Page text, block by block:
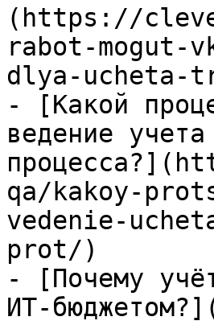
(https://
rabot-mogut-
dlya-ucheta-
- [Какой
ведение
qa/kakoy-
vedenie-
prot/)
- [Почему
ИТ-